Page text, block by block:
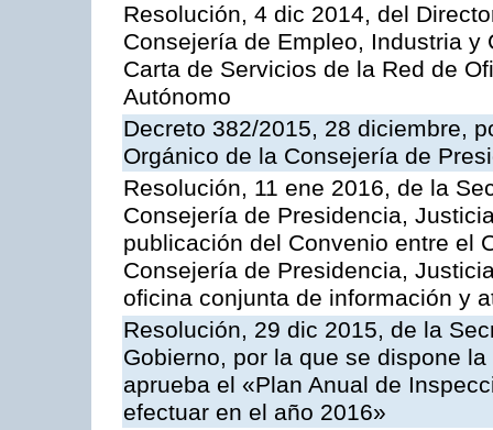
Resolución, 4 dic 2014, del
Consejería de Empleo, Industria
Carta de Servicios de la Red de
Autónomo
Decreto 382/2015, 28 diciembre,
Orgánico de la Consejería de
Resolución, 11 ene 2016, de la
Consejería de Presidencia,
publicación del Convenio entre el
Consejería de Presidencia,
oficina conjunta de información y
Resolución, 29 dic 2015, de la
Gobierno, por la que se dispone
aprueba el «Plan Anual de
efectuar en el año 2016»